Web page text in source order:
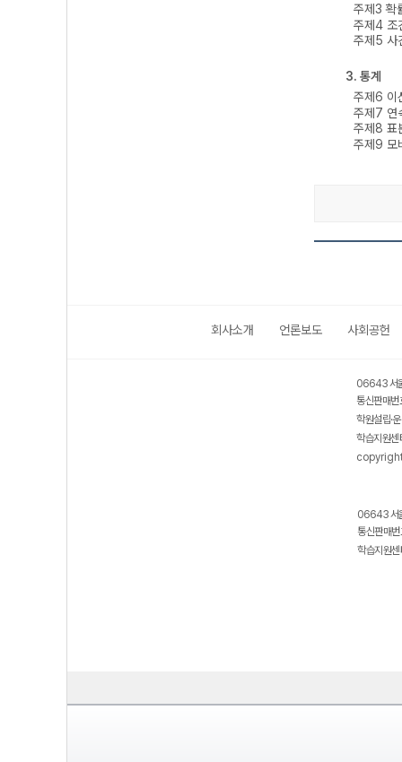
주제3 확
주제4 조
주제5 사
3. 통계
주제6 이
주제7 연
주제8 표
주제9 모
회사소개 언론보도 사회공헌
06643 서
통신판매
학원설립·
학습지원
06643 서
통신판매
학습지원